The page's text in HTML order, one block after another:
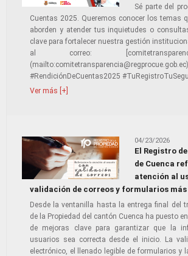
Sé parte del
Cuentas 2025. Queremos conocer los temas
aborden y atender tus inquietudes o
clave para fortalecer nuestra gestión
al correo:
(mailto:comitetransparencia@regprocue.gob.ec)
#RendiciónDeCuentas2025
Ver más [+]
04/23/2026
El Registro
de Cuenca
atención al
validación de correos y formularios
Desde la ventanilla hasta la entrega final del
de la Propiedad del cantón Cuenca ha puesto
de mejoras clave para garantizar que la
usuarios sea correcta desde el inicio. La
electrónico, el llenado legible de formularios y